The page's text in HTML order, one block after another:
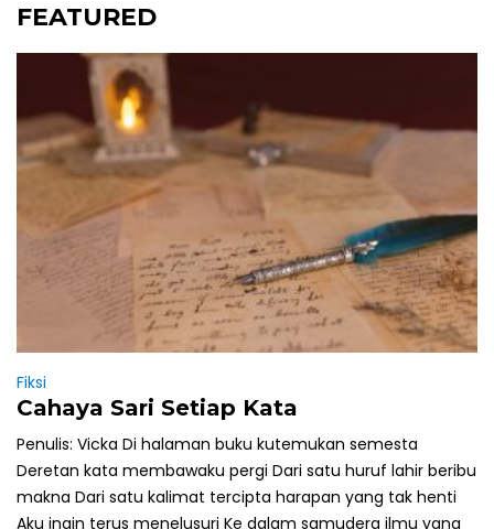
FEATURED
Fiksi
Cahaya Sari Setiap Kata
Penulis: Vicka Di halaman buku kutemukan semesta
Deretan kata membawaku pergi Dari satu huruf lahir beribu
makna Dari satu kalimat tercipta harapan yang tak henti
Aku ingin terus menelusuri Ke dalam samudera ilmu yang